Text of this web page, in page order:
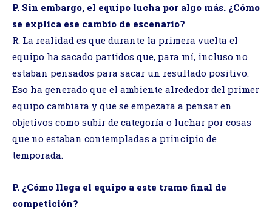
P. Sin embargo, el equipo lucha por algo más. ¿Cómo
se explica ese cambio de escenario?
R. La realidad es que durante la primera vuelta el
equipo ha sacado partidos que, para mí, incluso no
estaban pensados para sacar un resultado positivo.
Eso ha generado que el ambiente alrededor del primer
equipo cambiara y que se empezara a pensar en
objetivos como subir de categoría o luchar por cosas
que no estaban contempladas a principio de
temporada.
P. ¿Cómo llega el equipo a este tramo final de
competición?